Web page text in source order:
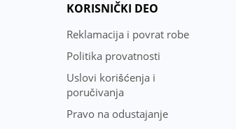
KORISNIČKI DEO
Reklamacija i povrat robe
Politika provatnosti
Uslovi korišćenja i
poručivanja
Pravo na odustajanje